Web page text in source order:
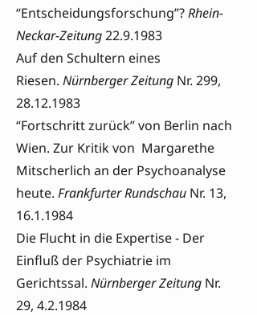
“Entscheidungsforschung”?Rhein-
Neckar-Zeitung22.9.1983
Auf den Schultern eines
Riesen. Nürnberger Zeitung Nr. 299,
28.12.1983
“Fortschritt zurück” von Berlin nach
Wien. Zur Kritik von Margarethe
Mitscherlich an der Psychoanalyse
heute. Frankfurter Rundschau Nr. 13,
16.1.1984
Die Flucht in die Expertise - Der
Einfluß der Psychiatrie im
Gerichtssal. Nürnberger Zeitung Nr.
29, 4.2.1984